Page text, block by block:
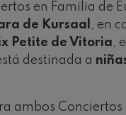
en Familia de
de Kursaal , en
Petite de Vitoria,
destinada a
ambos